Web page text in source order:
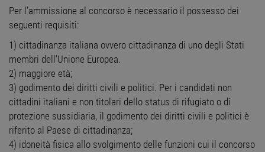
Per l’ammissione al concorso è necessario il possesso dei
seguenti requisiti:
1) cittadinanza italiana ovvero cittadinanza di uno degli Stati
membri dell’Unione Europea.
2) maggiore età;
3) godimento dei diritti civili e politici. Per i candidati non
cittadini italiani e non titolari dello status di rifugiato o di
protezione sussidiaria, il godimento dei diritti civili e politici è
riferito al Paese di cittadinanza;
4) idoneità fisica allo svolgimento delle funzioni cui il concorso